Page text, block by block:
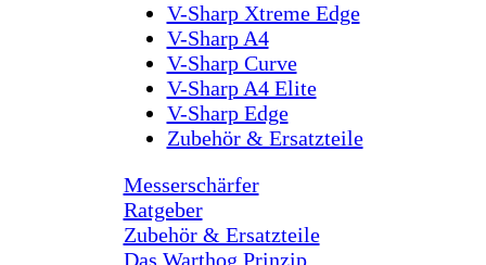
V-Sharp Xtreme Edge
V-Sharp A4
V-Sharp Curve
V-Sharp A4 Elite
V-Sharp Edge
Zubehör & Ersatzteile
Messerschärfer
Ratgeber
Zubehör & Ersatzteile
Das Warthog Prinzip